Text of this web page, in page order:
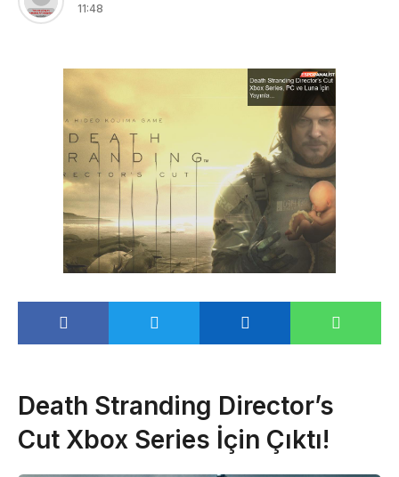
11:48
Death Stranding Director’s
Cut Xbox Series İçin Çıktı!